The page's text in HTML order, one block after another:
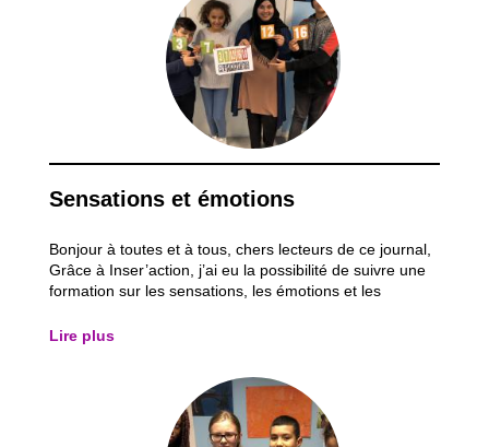
Sensations et émotions
Bonjour à toutes et à tous, chers lecteurs de ce journal,
Grâce à Inser’action, j’ai eu la possibilité de suivre une
formation sur les sensations, les émotions et les
animateurs présents nous ont fait découvrir un jeu qu’ils
Lire plus